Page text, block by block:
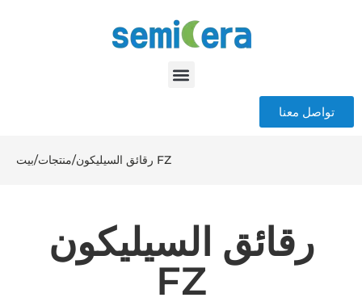
تواصل معنا
بيت/منتجات/ رقائق السيليكون FZ
رقائق السيليكون
FZ